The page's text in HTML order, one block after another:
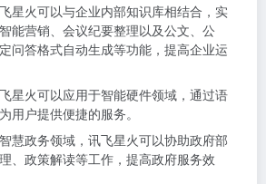
飞星火可以与企业内部知识库相结合，实
能营销、会议纪要整理以及公文、公
问答格式自动生成等功能，提高企业运
飞星火可以应用于智能硬件领域，通过语
用户提供便捷的服务。
智慧政务领域，讯飞星火可以协助政府部
、政策解读等工作，提高政府服务效